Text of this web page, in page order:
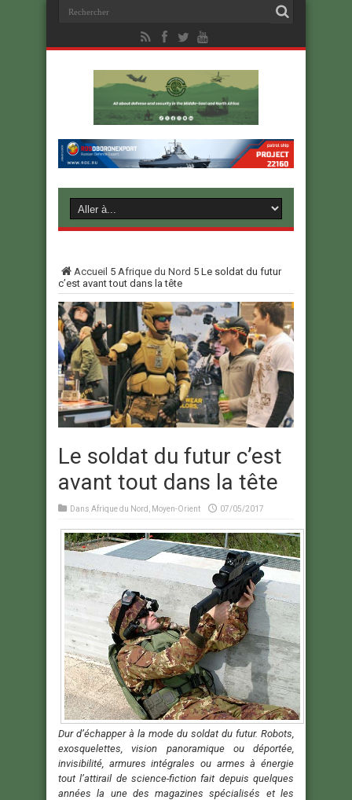
Accueil 5 Afrique du Nord 5 Le soldat du futur
c’est avant tout dans la tête
Le soldat du futur c’est
avant tout dans la tête
Dans Afrique du Nord Moyen-Orient 07/05/2017
Dur d’échapper à la mode du soldat du futur. Robots,
exosquelettes, vision panoramique ou déportée,
invisibilité, armures intégrales ou armes à énergie
tout l’attirail de science-fiction fait depuis quelques
années la une des magazines spécialisés et les